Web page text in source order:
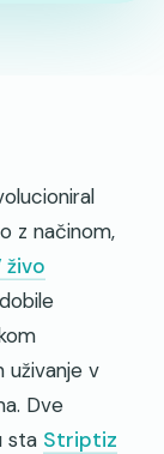
z načinom,
živo
uživanje v
Dve
sta Striptiz